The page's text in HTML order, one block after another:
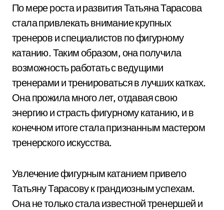
По мере роста и развития Татьяна Тарасова
стала привлекать внимание крупных
тренеров и специалистов по фигурному
катанию. Таким образом, она получила
возможность работать с ведущими
тренерами и тренироваться в лучших катках.
Она прожила много лет, отдавая свою
энергию и страсть фигурному катанию, и в
конечном итоге стала признанным мастером
тренерского искусства.
Увлечение фигурным катанием привело
Татьяну Тарасову к грандиозным успехам.
Она не только стала известной тренершей и